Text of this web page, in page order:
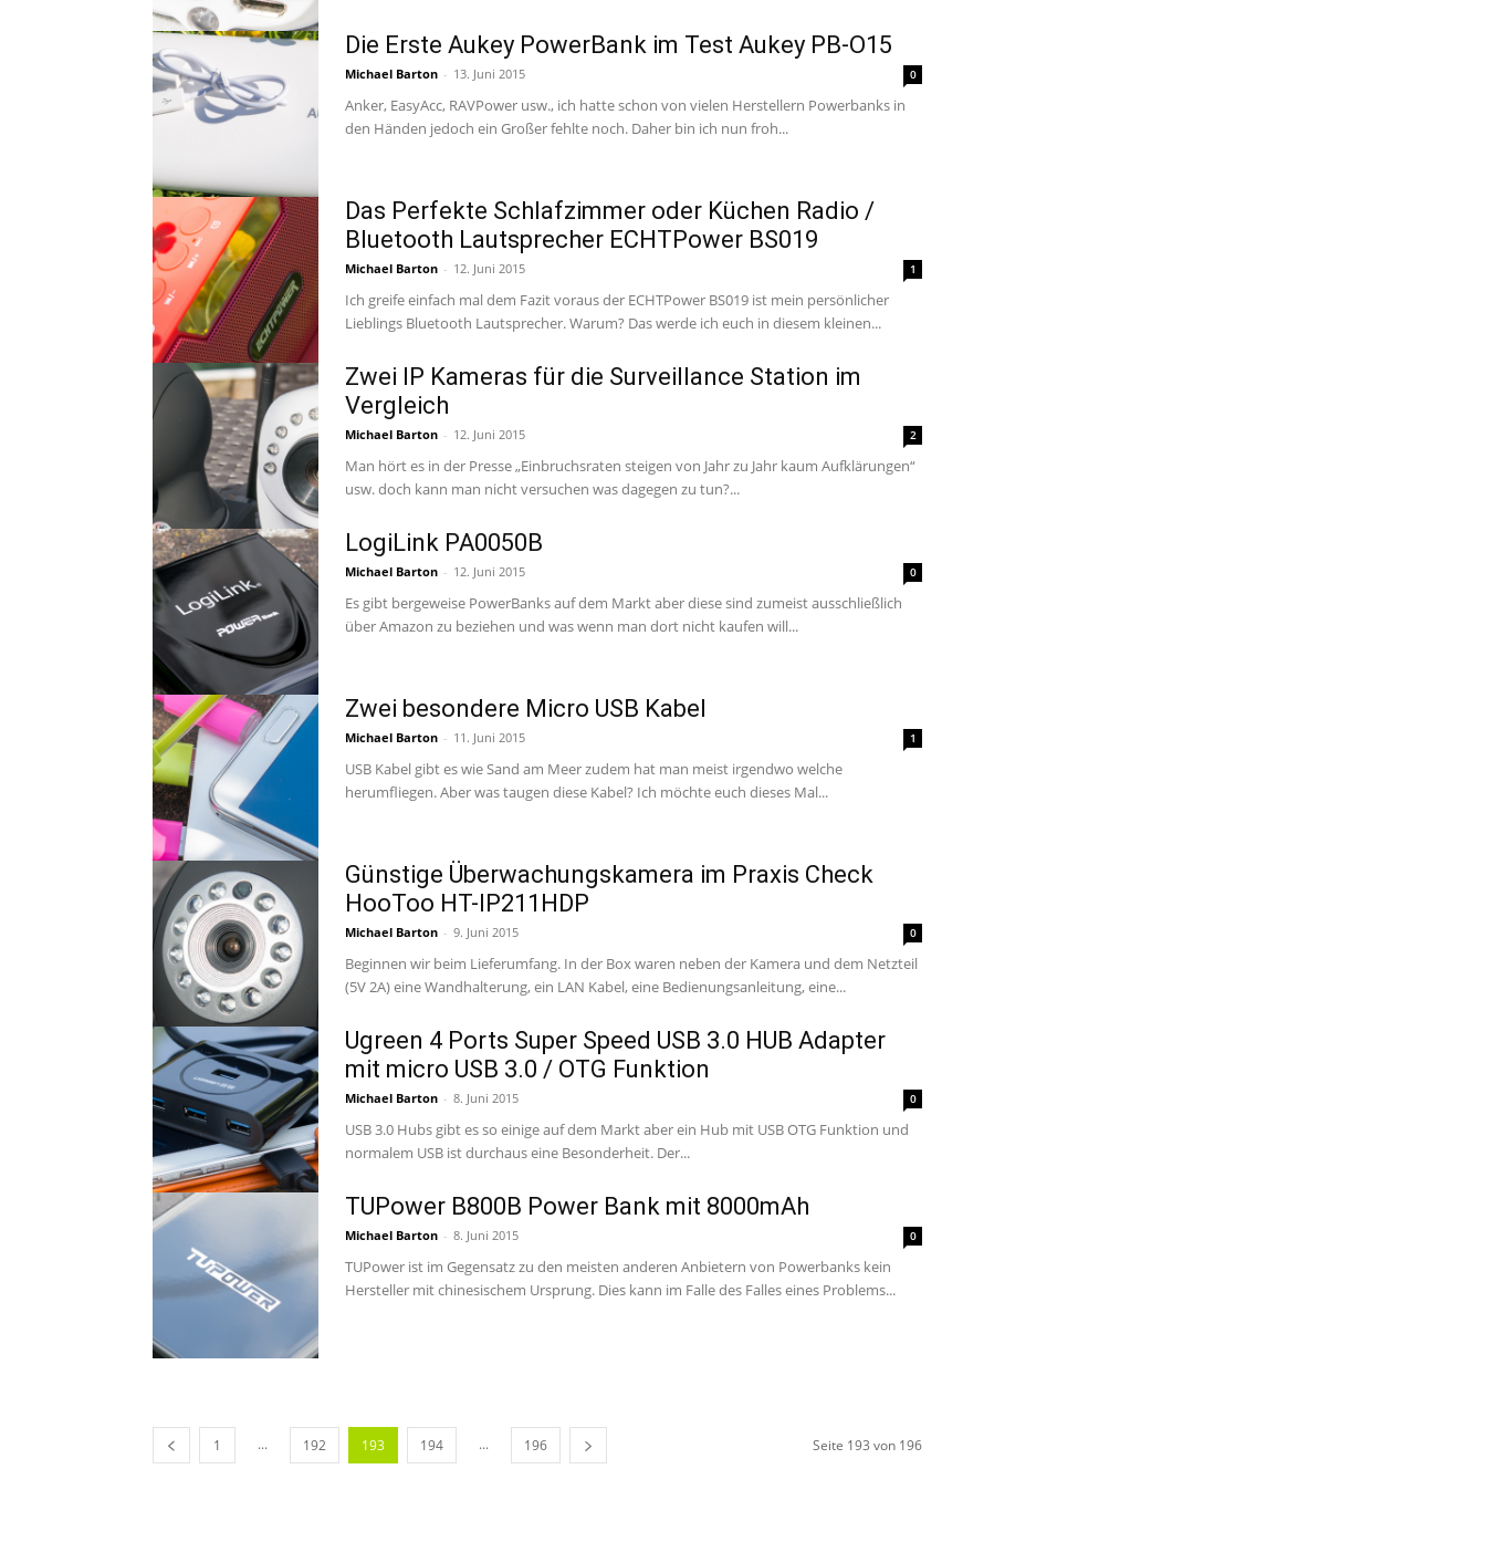
Die Erste Aukey PowerBank im Test Aukey PB-O15
Michael Barton - 13. Juni 2015 0
Anker, EasyAcc, RAVPower usw., ich hatte schon von vielen Herstellern Powerbanks in
den Händen jedoch ein Großer fehlte noch. Daher bin ich nun froh...
Das Perfekte Schlafzimmer oder Küchen Radio /
Bluetooth Lautsprecher ECHTPower BS019
Michael Barton - 12. Juni 2015 1
Ich greife einfach mal dem Fazit voraus der ECHTPower BS019 ist mein persönlicher
Lieblings Bluetooth Lautsprecher. Warum? Das werde ich euch in diesem kleinen...
Zwei IP Kameras für die Surveillance Station im
Vergleich
Michael Barton - 12. Juni 2015 2
Man hört es in der Presse „Einbruchsraten steigen von Jahr zu Jahr kaum Aufklärungen“
usw. doch kann man nicht versuchen was dagegen zu tun?...
LogiLink PA0050B
Michael Barton - 12. Juni 2015 0
Es gibt bergeweise PowerBanks auf dem Markt aber diese sind zumeist ausschließlich
über Amazon zu beziehen und was wenn man dort nicht kaufen will...
Zwei besondere Micro USB Kabel
Michael Barton - 11. Juni 2015 1
USB Kabel gibt es wie Sand am Meer zudem hat man meist irgendwo welche
herumfliegen. Aber was taugen diese Kabel? Ich möchte euch dieses Mal...
Günstige Überwachungskamera im Praxis Check
HooToo HT-IP211HDP
Michael Barton - 9. Juni 2015 0
Beginnen wir beim Lieferumfang. In der Box waren neben der Kamera und dem Netzteil
(5V 2A) eine Wandhalterung, ein LAN Kabel, eine Bedienungsanleitung, eine...
Ugreen 4 Ports Super Speed USB 3.0 HUB Adapter
mit micro USB 3.0 / OTG Funktion
Michael Barton - 8. Juni 2015 0
USB 3.0 Hubs gibt es so einige auf dem Markt aber ein Hub mit USB OTG Funktion und
normalem USB ist durchaus eine Besonderheit. Der...
TUPower B800B Power Bank mit 8000mAh
Michael Barton - 8. Juni 2015 0
TUPower ist im Gegensatz zu den meisten anderen Anbietern von Powerbanks kein
Hersteller mit chinesischem Ursprung. Dies kann im Falle des Falles eines Problems...
1 ... 192 193 194 ... 196 Seite 193 von 196